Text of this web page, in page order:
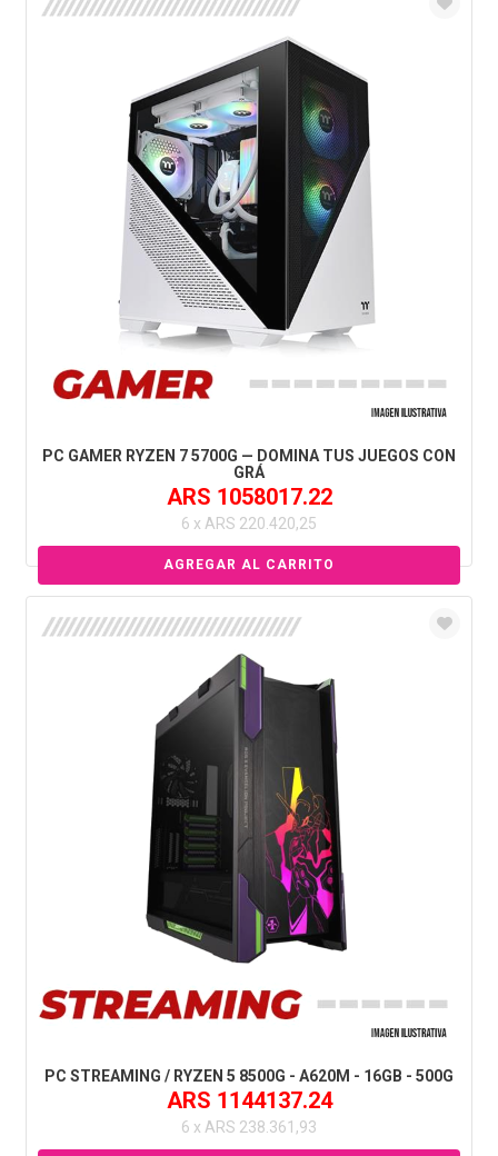
PC GAMER RYZEN 7 5700G — DOMINA TUS JUEGOS CON
GRÁ
ARS 1058017.22
6 x ARS 220.420,25
PC STREAMING / RYZEN 5 8500G - A620M - 16GB - 500G
ARS 1144137.24
6 x ARS 238.361,93